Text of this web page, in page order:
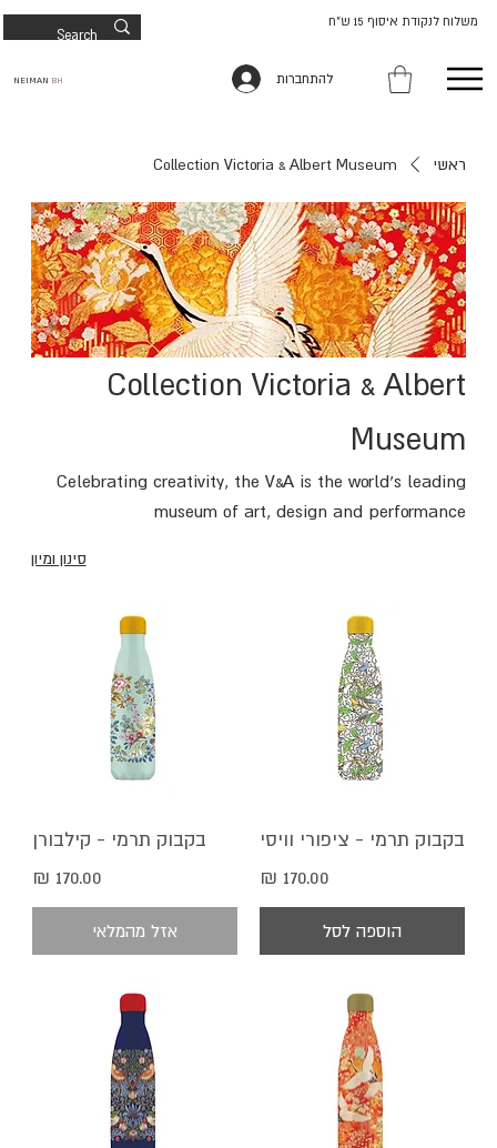
להתחברות NEIMAN BH
משלוח לנקודת איסוף 15 ש"ח
ראשי Collection Victoria & Albert Museum
Collection Victoria & Albert
Museum
Celebrating creativity, the V&A is the world’s leading
museum of art, design and performance
סינון ומיון
בקבוק תרמי - ציפורי וויסי
מחיר
הוספה לסל
בקבוק תרמי - קילבורן
מחיר
אזל מהמלאי